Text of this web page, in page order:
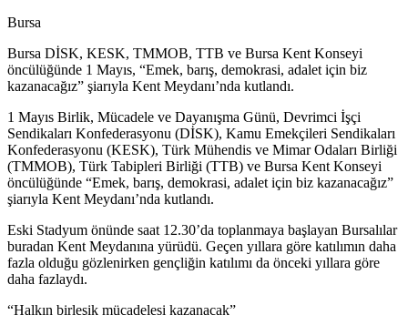
Bursa
Bursa DİSK, KESK, TMMOB, TTB ve Bursa Kent Konseyi
öncülüğünde 1 Mayıs, “Emek, barış, demokrasi, adalet için biz
kazanacağız” şiarıyla Kent Meydanı’nda kutlandı.
1 Mayıs Birlik, Mücadele ve Dayanışma Günü, Devrimci İşçi
Sendikaları Konfederasyonu (DİSK), Kamu Emekçileri Sendikaları
Konfederasyonu (KESK), Türk Mühendis ve Mimar Odaları Birliği
(TMMOB), Türk Tabipleri Birliği (TTB) ve Bursa Kent Konseyi
öncülüğünde “Emek, barış, demokrasi, adalet için biz kazanacağız”
şiarıyla Kent Meydanı’nda kutlandı.
Eski Stadyum önünde saat 12.30’da toplanmaya başlayan Bursalılar
buradan Kent Meydanına yürüdü. Geçen yıllara göre katılımın daha
fazla olduğu gözlenirken gençliğin katılımı da önceki yıllara göre
daha fazlaydı.
“Halkın birleşik mücadelesi kazanacak”